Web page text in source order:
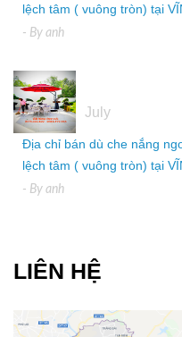
lệch tâm ( vuông tròn) tại
- By anh
July
Địa chỉ bán dù che nắng
lệch tâm ( vuông tròn) tại
- By anh
LIÊN HỆ